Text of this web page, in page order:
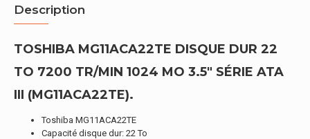
Description
TOSHIBA MG11ACA22TE DISQUE DUR 22
TO 7200 TR/MIN 1024 MO 3.5" SÉRIE ATA
III (MG11ACA22TE).
Toshiba MG11ACA22TE
Capacité disque dur: 22 To